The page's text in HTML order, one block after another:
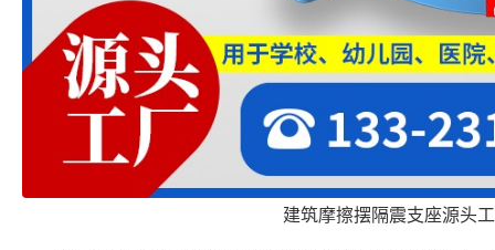
建筑摩擦摆隔震支座源头